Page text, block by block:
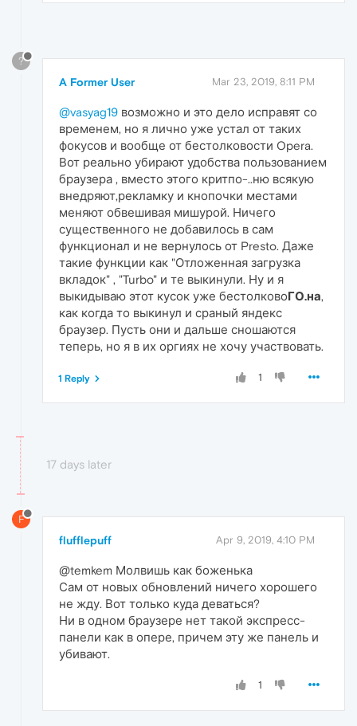
?
A Former User Mar 23, 2019, 8:11 PM
@vasyag19 возможно и это дело исправят со
временем, но я лично уже устал от таких
фокусов и вообще от бестолковости Opera.
Вот реально убирают удобства пользованием
браузера , вместо этого критпо-..ню всякую
внедряют,рекламку и кнопочки местами
меняют обвешивая мишурой. Ничего
существенного не добавилось в сам
функционал и не вернулось от Presto. Даже
такие функции как "Отложенная загрузка
вкладок" , "Turbo" и те выкинули. Ну и я
выкидываю этот кусок уже бестолковоГО.на,
как когда то выкинул и сраный яндекс
браузер. Пусть они и дальше сношаются
теперь, но я в их оргиях не хочу участвовать.
1
1 Reply
17 days later
F
flufflepuff Apr 9, 2019, 4:10 PM
@temkem Молвишь как боженька
Сам от новых обновлений ничего хорошего
не жду. Вот только куда деваться?
Ни в одном браузере нет такой экспресс-
панели как в опере, причем эту же панель и
убивают.
1